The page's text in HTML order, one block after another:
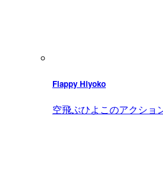
Flappy Hiyoko
空飛ぶひよこのアクショ